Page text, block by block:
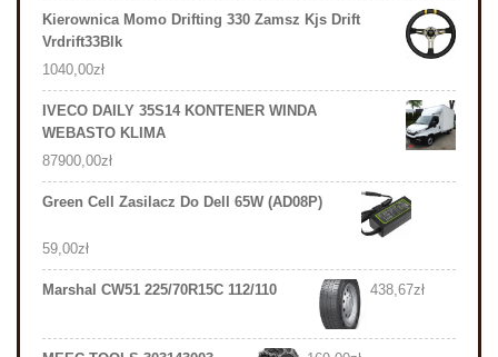
Kierownica Momo Drifting 330 Zamsz Kjs Drift
Vrdrift33Blk
1040,00zł
IVECO DAILY 35S14 KONTENER WINDA
WEBASTO KLIMA
87900,00zł
Green Cell Zasilacz Do Dell 65W (AD08P)
59,00zł
Marshal CW51 225/70R15C 112/110 438,67zł